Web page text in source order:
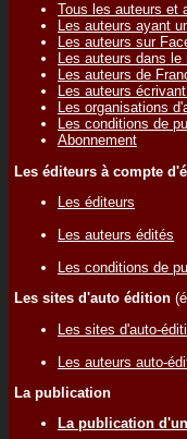
Tous les auteurs et
Les auteurs ayant
Les auteurs sur
Les auteurs dans le
Les auteurs de
Les auteurs
Les organisations
Les conditions de
Abonnement
Les éditeurs à compte
Les éditeurs
Les auteurs édités
Les conditions de
Les sites d'auto édition
Les sites d'auto-
Les auteurs auto-
La publication
La publication